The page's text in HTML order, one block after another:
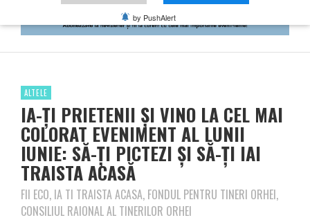
ALTELE
IA-ȚI PRIETENII ȘI VINO LA CEL MAI
COLORAT EVENIMENT AL LUNII
IUNIE: SĂ-ȚI PICTEZI ȘI SĂ-ȚI IAI
TRAISTA ACASĂ
FII ECO, IA TI TRAISTA ACASA, FONDUL PENTRU TINERI ORHEI,
CONSILIUL RAIONAL AL TINERILOR ORHEI
by PushAlert